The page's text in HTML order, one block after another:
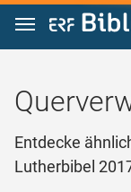
Zum Inhalt springen
Entdecke
Lutherbibel